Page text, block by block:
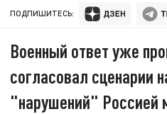
ПОДПИШИТЕСЬ:
Военный ответ уже
согласовал сценарии
"нарушений" Россией